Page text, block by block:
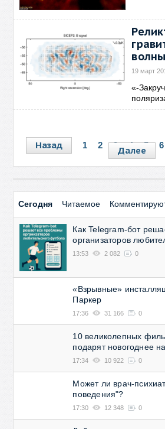
волны
19 март
«-
Назад 1 2 3 4 5 6
Далее
Сегодня Читаемое
Как Telegram-бот
организаторов
13:53 2 082 0
«Взрывные»
Паркер
17:36 31 166 0
10 великолепных
подарят новогоднее
17:34 10 922 0
Может ли врач-
поведения"?
17:30 12 348 0